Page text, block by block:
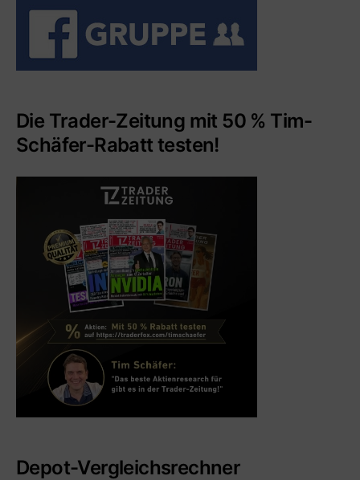
Die Trader-Zeitung mit 50 % Tim-
Schäfer-Rabatt testen!
Depot-Vergleichsrechner